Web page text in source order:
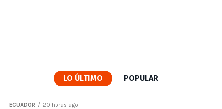
LO ÚLTIMO POPULAR
ECUADOR 20 horas ago